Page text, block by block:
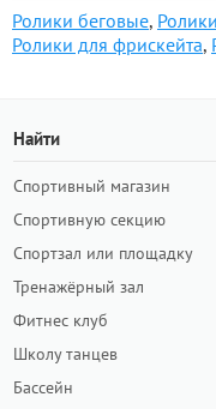
Ролики беговые,
Ролики для фрискейта,
Найти
Спортивный магазин
Спортивную секцию
Спортзал или площадку
Тренажёрный зал
Фитнес клуб
Школу танцев
Бассейн